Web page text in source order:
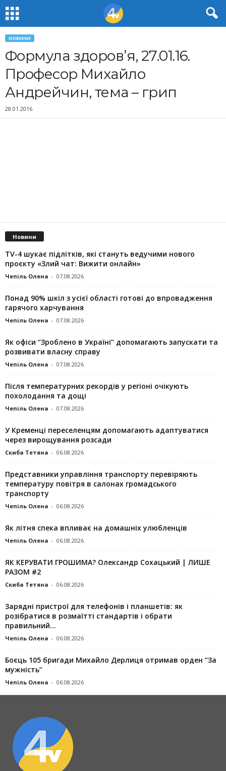
НОВИНИ
Формула здоров’я, 27.01.16.
Професор Михайло
Андрейчин, тема – грип
28.01.2016
Новини
TV-4 шукає підлітків, які стануть ведучими нового
проєкту «Злий чат: Вижити онлайн»
Чепіль Олена - 07.08.2026
Понад 90% шкіл з усієї області готові до впровадження
гарячого харчування
Чепіль Олена - 07.08.2026
Як офіси “Зроблено в Україні” допомагають запускaти та
розвивати власну справу
Чепіль Олена - 07.08.2026
Після температурних рекордів у регіоні очікують
похолодання та дощі
Чепіль Олена - 07.08.2026
У Кременці переселенцям допомагають адаптуватися
через вирощування розсади
Скиба Тетяна - 06.08.2026
Представники управління транспорту перевіряють
температуру повітря в салонах громадського
транспорту
Чепіль Олена - 06.08.2026
Як літня спека впливає на домашніх улюбленців
Чепіль Олена - 06.08.2026
ЯК КЕРУВАТИ ГРОШИМА? Олександр Сохацький | ЛИШЕ
РАЗОМ #2
Скиба Тетяна - 06.08.2026
Зарядні пристрої для телефонів і планшетів: як
розібратися в розмаїтті стандартів і обрати
правильний...
Чепіль Олена - 06.08.2026
Боєць 105 бригади Михайло Дерлиця отримав орден “За
мужність”
Чепіль Олена - 06.08.2026